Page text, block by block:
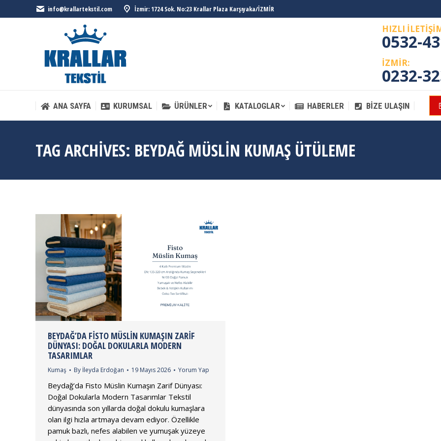
info@krallartekstil.com İzmir: 1724 Sok. No:23 Krallar Plaza Karşıyaka/İZMİR
HIZLI
0532-
İZMİR:
0232-
ANA SAYFA KURUMSAL ÜRÜNLER KATALOGLAR HABERLER BIZE ULAŞIN
TAG ARCHIVES: BEYDAĞ MÜSLIN KUMAŞ ÜTÜLEME
BEYDAĞ’DA FISTO MÜSLIN KUMAŞIN ZARIF
DÜNYASI: DOĞAL DOKULARLA MODERN
TASARIMLAR
Kumaş By İleyda Erdoğan 19 Mayıs 2026 Yorum Yap
Beydağ’da Fisto Müslin Kumaşın Zarif Dünyası:
Doğal Dokularla Modern Tasarımlar Tekstil
dünyasında son yıllarda doğal dokulu kumaşlara
olan ilgi hızla artmaya devam ediyor. Özellikle
pamuk bazlı, nefes alabilen ve yumuşak yüzeye
ANA SAYFA KURUMSAL ÜRÜNLER KATALOGLAR HABERLER BIZE ULAŞIN